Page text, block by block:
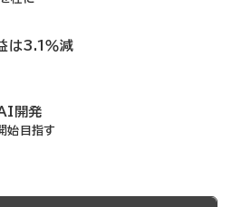
は3.1％減
開発
始目指す